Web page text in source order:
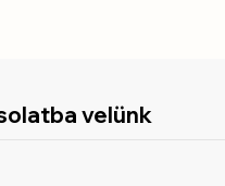
velünk